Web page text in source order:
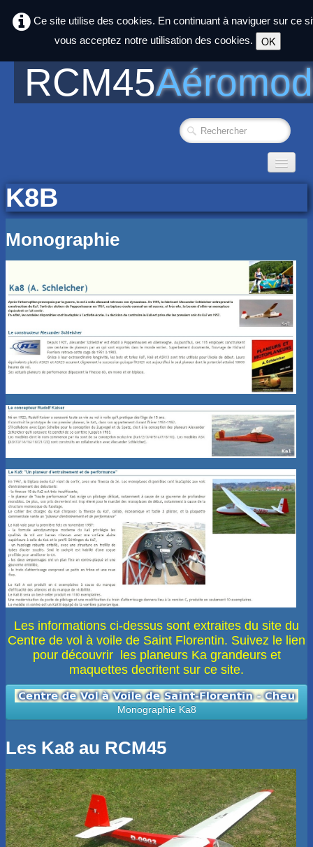
Ce site utilise des cookies. En continuant à naviguer sur ce
vous acceptez notre utilisation des cookies.
OK
RCM45
Accueil
Photos▼
Club▼
liens
Nos constructions▼
Petites Annonces
Espace Adhérents
K8B
Monographie
Les informations ci-dessus sont extraites du site du
Centre de vol à voile de Saint Florentin. Suivez le lien
pour découvrir les planeurs Ka grandeurs et
maquettes decritent sur ce site.
Monographie Ka8
Les Ka8 au RCM45